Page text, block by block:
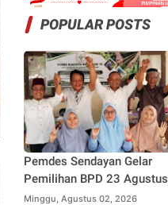
POPULAR POSTS
Pemdes Sendayan Gelar
Pemilihan BPD 23 Agustus
Mendatang, Warga Berharap
Minggu, Agustus 02, 2026